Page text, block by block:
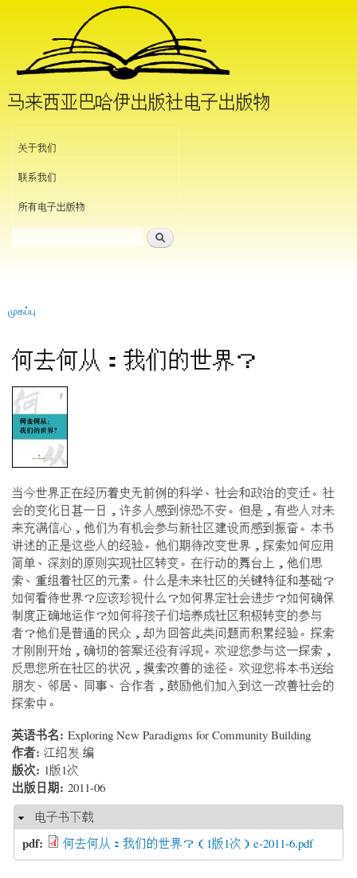
Skip to
content
马来西亚巴哈伊出版社电子出版物
Header Menu
关于我们
联系我们
所有电子出版物
நீங்கள் இங்கே
முகப்பு
何去何从：我们的世界？
当今世界正在经历着史无前例的科学、社会和政治的变迁。社
会的变化日甚一日，许多人感到惊恐不安。但是，有些人对未
来充满信心，他们为有机会参与新社区建设而感到振奋。本书
讲述的正是这些人的经验。他们期待改变世界，探索如何应用
简单、深刻的原则实现社区转变。在行动的舞台上，他们思
索、重组着社区的元素。什么是未来社区的关键特征和基础？
如何看待世界？应该珍视什么？如何界定社会进步？如何确保
制度正确地运作？如何将孩子们培养成社区积极转变的参与
者？他们是普通的民众，却为回答此类问题而积累经验。探索
才刚刚开始，确切的答案还没有浮现。欢迎您参与这一探索，
反思您所在社区的状况，摸索改善的途径。欢迎您将本书送给
朋友、邻居、同事、合作者，鼓励他们加入到这一改善社会的
探索中。
英语书名: Exploring New Paradigms for Community Building
作者: 江绍发 编
版次: 1版1次
出版日期: 2011-06
மறை电子书下载
pdf: 何去何从：我们的世界？（1版1次）e-2011-6.pdf